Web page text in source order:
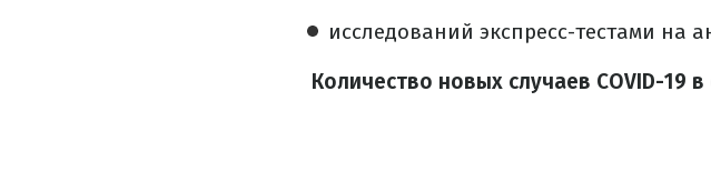
исследований экспресс-тестами на
Количество новых случаев COVID-19